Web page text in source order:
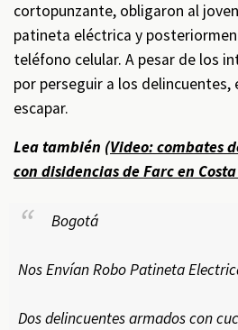
cortopunzante, obligaron al
patineta eléctrica y
teléfono celular. A pesar de los
por perseguir a los
escapar.
Lea también (Video: combates
con disidencias de Farc en
Bogotá
Nos Envían Robo Patineta
Dos delincuentes armados con